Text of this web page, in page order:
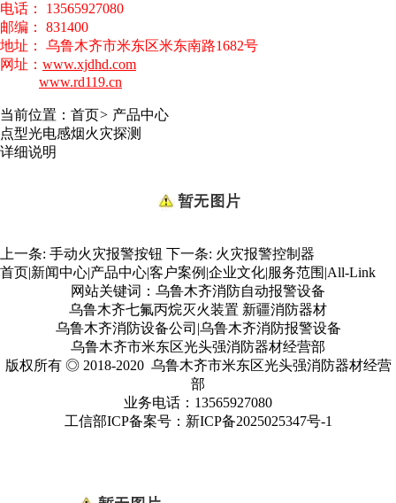
电话： 13565927080
邮编： 831400
地址： 乌鲁木齐市米东区米东南路1682号
网址： www.xjdhd.com
www.rd119.cn
当前位置： 首页> 产品中心
点型光电感烟火灾探测
详细说明
上一条: 手动火灾报警按钮 下一条: 火灾报警控制器
首页|新闻中心|产品中心|客户案例 |企业文化|服务范围 |All-Link
网站关键词：乌鲁木齐消防自动报警设备
乌鲁木齐七氟丙烷灭火装置 新疆消防器材
乌鲁木齐消防设备公司|乌鲁木齐消防报警设备
乌鲁木齐市米东区光头强消防器材经营部
版权所有 ◎ 2018-2020 乌鲁木齐市米东区光头强消防器材经营
部
业务电话：13565927080
工信部ICP备案号： 新ICP备2025025347号-1